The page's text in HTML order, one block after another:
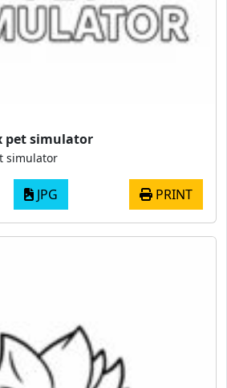
pet simulator
simulator
JPG PRINT